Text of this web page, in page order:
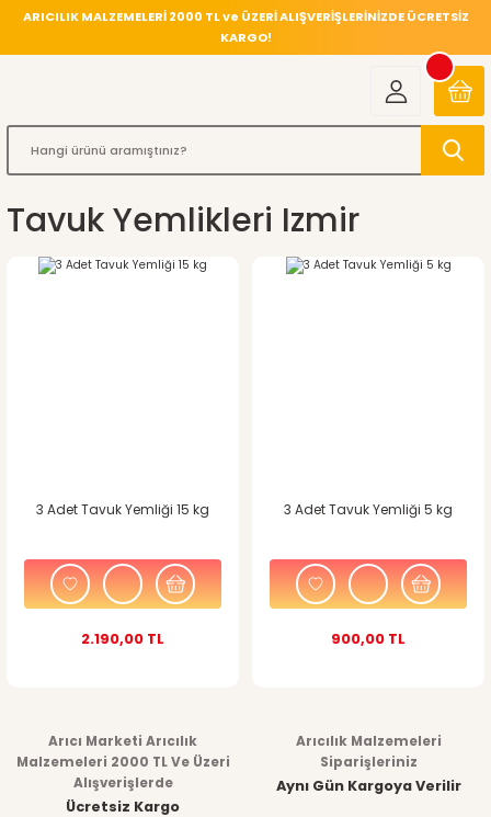
ARICILIK MALZEMELERİ 2000 TL ve ÜZERİ ALIŞVERİŞLERİNİZDE ÜCRETSİZ
KARGO!
Tavuk Yemlikleri Izmir
3 Adet Tavuk Yemliği 15 kg
2.190,00 TL
3 Adet Tavuk Yemliği 5 kg
900,00 TL
Arıcı Marketi Arıcılık
Malzemeleri 2000 TL Ve Üzeri
Alışverişlerde
Ücretsiz Kargo
Arıcılık Malzemeleri
Siparişleriniz
Aynı Gün Kargoya Verilir